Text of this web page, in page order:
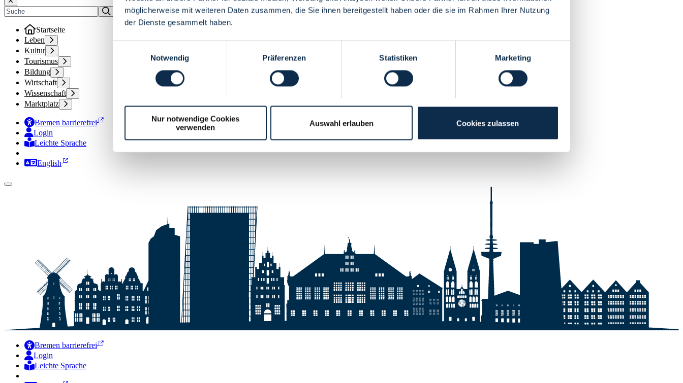
möglicherweise mit weiteren Daten zusammen, die Sie ihnen bereitgestellt haben oder die sie im Rahmen Ihrer Nutzung
der Dienste gesammelt haben.
Notwendig
Präferenzen Statistiken Marketing
Nur notwendige Cookies
verwenden
Auswahl erlauben Cookies zulassen
Startseite
Leben
Kultur
Tourismus
Bildung
Wirtschaft
Wissenschaft
Marktplatz
Bremen barrierefrei
Login
Leichte Sprache
Zur Deutschen Gebärdensprache
English
Bremen barrierefrei
Login
Leichte Sprache